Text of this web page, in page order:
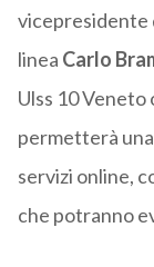
vicepresidente
linea Carlo
Ulss 10
permetterà
servizi online,
che potranno